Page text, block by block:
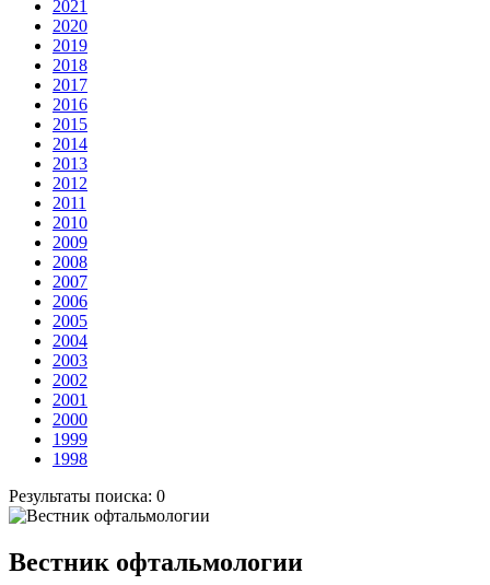
2021
2020
2019
2018
2017
2016
2015
2014
2013
2012
2011
2010
2009
2008
2007
2006
2005
2004
2003
2002
2001
2000
1999
1998
Результаты поиска: 0
Вестник офтальмологии